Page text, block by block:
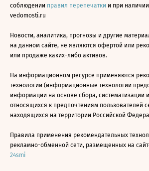
соблюдении правил перепечатки и при
vedomosti.ru
Новости, аналитика, прогнозы и другие
на данном сайте, не являются офертой или
или продаже каких-либо активов.
На информационном ресурсе применяются
технологии (информационные технологии
информации на основе сбора, систематизации
относящихся к предпочтениям пользователей
находящихся на территории Российской
Правила применения рекомендательных
рекламно-обменной сети, размещенных на
24smi